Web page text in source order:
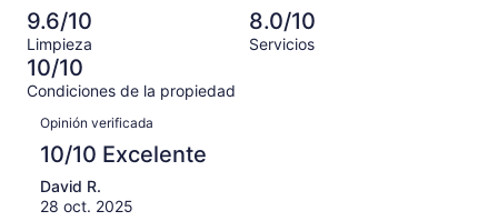
de
27
opiniones
en
4
de
27
opiniones
Basada
en
0
de
27
opiniones
decir,
Malo.
Basada
en
de
27
opiniones
2,
es
decir,
Terrible.
Basada
en
de
27
opiniones
9.6/10
Limpieza
8.0/10
Servicios
10/10
Condiciones de la propiedad
Opiniones
Opinión verificada
10/10 Excelente
David R.
28 oct. 2025